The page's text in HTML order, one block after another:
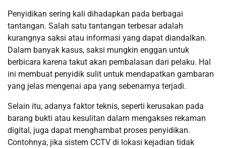
Penyidikan sering kali dihadapkan pada berbagai
tantangan. Salah satu tantangan terbesar adalah
kurangnya saksi atau informasi yang dapat diandalkan.
Dalam banyak kasus, saksi mungkin enggan untuk
berbicara karena takut akan pembalasan dari pelaku. Hal
ini membuat penyidik sulit untuk mendapatkan gambaran
yang jelas mengenai apa yang sebenarnya terjadi.
Selain itu, adanya faktor teknis, seperti kerusakan pada
barang bukti atau kesulitan dalam mengakses rekaman
digital, juga dapat menghambat proses penyidikan.
Contohnya, jika sistem CCTV di lokasi kejadian tidak